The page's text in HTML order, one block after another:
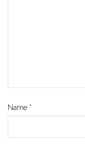
Name *